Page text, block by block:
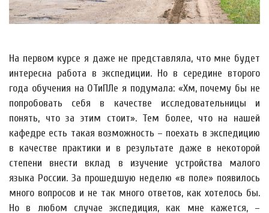
На первом курсе я даже не представляла, что мне будет
интересна работа в экспедиции. Но в середине второго
года обучения на ОТиПЛе я подумала: «Хм, почему бы не
попробовать себя в качестве исследовательницы и
понять, что за этим стоит». Тем более, что на нашей
кафедре есть такая возможность – поехать в экспедицию
в качестве практики и в результате даже в некоторой
степени внести вклад в изучение устройства малого
языка России. За прошедшую неделю «в поле» появилось
много вопросов и не так много ответов, как хотелось бы.
Но в любом случае экспедиция, как мне кажется, –